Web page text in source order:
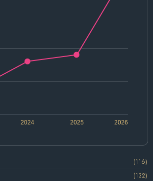
2024 2026
2025
(116)
(132)